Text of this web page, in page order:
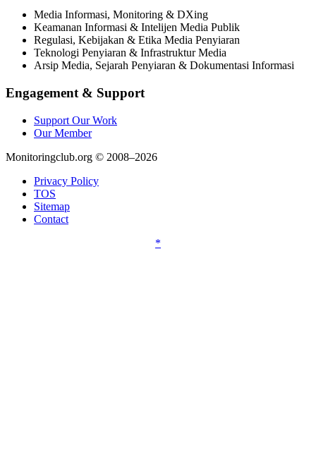
Media Informasi, Monitoring & DXing
Keamanan Informasi & Intelijen Media Publik
Regulasi, Kebijakan & Etika Media Penyiaran
Teknologi Penyiaran & Infrastruktur Media
Arsip Media, Sejarah Penyiaran & Dokumentasi Informasi
Engagement & Support
Support Our Work
Our Member
Monitoringclub.org © 2008–2026
Privacy Policy
TOS
Sitemap
Contact
*